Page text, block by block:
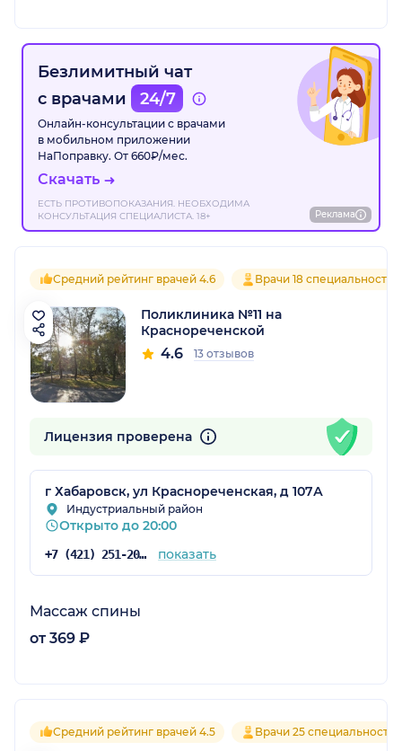
Безлимитный чат
с врачами
24/7
Онлайн-консультации с врачами
в мобильном приложении
НаПоправку. От 660₽/мес.
Скачать
ЕСТЬ ПРОТИВОПОКАЗАНИЯ. НЕОБХОДИМА
КОНСУЛЬТАЦИЯ СПЕЦИАЛИСТА. 18+
Реклама
Средний рейтинг врачей 4.6 Врачи 18 специальностей
Поликлиника №11 на
Краснореченской
4.6 13 отзывов
Лицензия проверена
г Хабаровск, ул Краснореченская, д 107А
Индустриальный район
Открыто до 20:00
+7 (421) 251-20-18 показать
Массаж спины
от 369 ₽
Средний рейтинг врачей 4.5 Врачи 25 специальностей